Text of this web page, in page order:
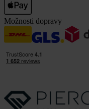
Možnosti dopravy